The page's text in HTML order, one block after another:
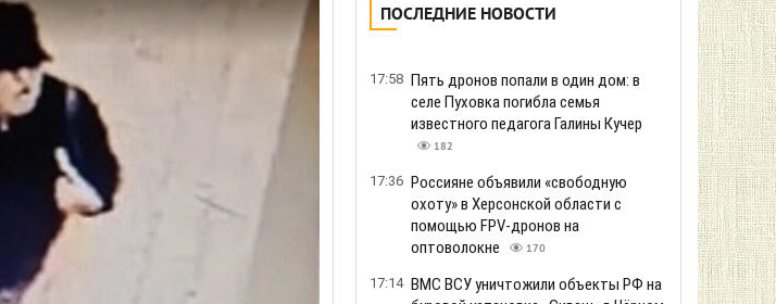
ПОСЛЕДНИЕ НОВОСТИ
17:58 Пять дронов попали в один дом: в
селе Пуховка погибла семья
известного педагога Галины Кучер
182
17:36 Россияне объявили «свободную
охоту» в Херсонской области с
помощью FPV-дронов на
оптоволокне
170
17:14 ВМС ВСУ уничтожили объекты РФ на